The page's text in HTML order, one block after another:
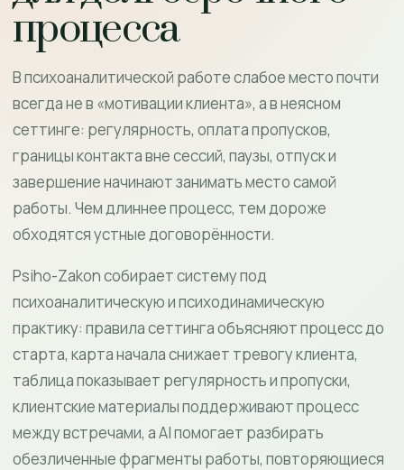
процесса
В психоаналитической работе слабое место почти
всегда не в «мотивации клиента», а в неясном
сеттинге: регулярность, оплата пропусков,
границы контакта вне сессий, паузы, отпуск и
завершение начинают занимать место самой
работы. Чем длиннее процесс, тем дороже
обходятся устные договорённости.
Psiho-Zakon собирает систему под
психоаналитическую и психодинамическую
практику: правила сеттинга объясняют процесс до
старта, карта начала снижает тревогу клиента,
таблица показывает регулярность и пропуски,
клиентские материалы поддерживают процесс
между встречами, а AI помогает разбирать
обезличенные фрагменты работы, повторяющиеся